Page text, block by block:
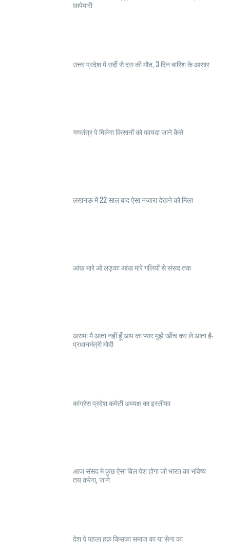
छापेमारी
उत्तर प्रदेश में सर्दी से दस की मौत, 3 दिन बारिश के आसार
गणतंत्र पे मिलेगा किसानों को फायदा जाने कैसे
लखनऊ में 22 साल बाद ऐसा नजारा देखने को मिला
आंख मारे ओ लड़का आंख मारे गलियों से संसद तक
असम: मै आता नहीं हूँ आप का प्यार मुझे खींच कर ले आता है-
प्रधानमंत्री मोदी
कांग्रेस प्रदेश कमेटी अध्यक्ष का इस्तीफा
आज संसद मे कुछ ऐसा बिल पेश होगा जो भारत का भविष्य
तय करेगा, जाने
देश पे पहला हक़ किसका समाज का या सेना का